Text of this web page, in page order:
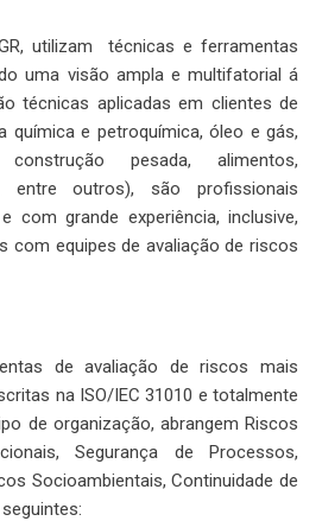
utilizam técnicas e ferramentas
uma visão ampla e multifatorial á
técnicas aplicadas em clientes de
química e petroquímica, óleo e gás,
pesada, alimentos,
entre outros), são profissionais
com grande experiência, inclusive,
com equipes de avaliação de riscos
de avaliação de riscos mais
na ISO/IEC 31010 e totalmente
de organização, abrangem Riscos
Segurança de Processos,
Socioambientais, Continuidade de